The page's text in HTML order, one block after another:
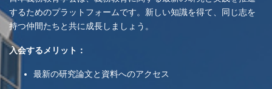
するためのプラットフォームです。新しい知識を得て、同じ志を
持つ仲間たちと共に成長しましょう。
入会するメリット：
最新の研究論文と資料へのアクセス